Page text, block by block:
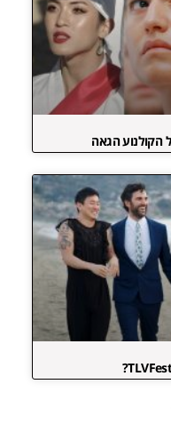
הקולנוע הגאה